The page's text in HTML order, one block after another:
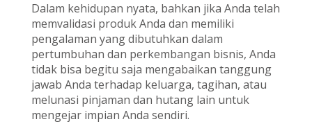
Dalam kehidupan nyata, bahkan jika Anda telah
memvalidasi produk Anda dan memiliki
pengalaman yang dibutuhkan dalam
pertumbuhan dan perkembangan bisnis, Anda
tidak bisa begitu saja mengabaikan tanggung
jawab Anda terhadap keluarga, tagihan, atau
melunasi pinjaman dan hutang lain untuk
mengejar impian Anda sendiri.